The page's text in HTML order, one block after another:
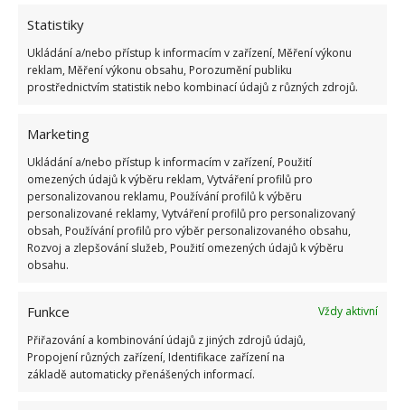
Statistiky
Ukládání a/nebo přístup k informacím v zařízení, Měření výkonu
reklam, Měření výkonu obsahu, Porozumění publiku
prostřednictvím statistik nebo kombinací údajů z různých zdrojů.
Marketing
Ukládání a/nebo přístup k informacím v zařízení, Použití
omezených údajů k výběru reklam, Vytváření profilů pro
personalizovanou reklamu, Používání profilů k výběru
personalizované reklamy, Vytváření profilů pro personalizovaný
obsah, Používání profilů pro výběr personalizovaného obsahu,
Rozvoj a zlepšování služeb, Použití omezených údajů k výběru
obsahu.
Funkce
Vždy aktivní
Přiřazování a kombinování údajů z jiných zdrojů údajů,
Propojení různých zařízení, Identifikace zařízení na
základě automaticky přenášených informací.
Profesionální zahradnice vytvořila přehled
nejnebezpečnějších škůdců rostlin a postupy,
jak se jich rychle zbavit
6.8.2026
přáním. Užijte si úspěšnou sklizeň již během
letošní sezony
6.8.2026